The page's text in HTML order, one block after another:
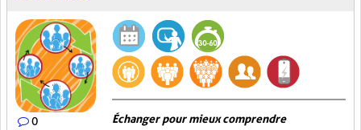
0 Échanger pour mieux comprendre